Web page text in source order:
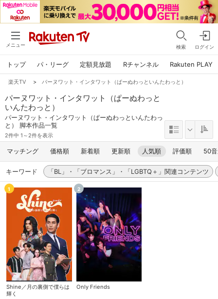
メニュー 検索 ログイン
トップ パ・リーグ 定額見放題 Rチャンネル Rakuten PLAY
楽天TV > パーヌワット・インタワット（ぱーぬわっといんたわっと）
パーヌワット・インタワット（ぱーぬわっと
いんたわっと）
パーヌワット・インタワット（ぱーぬわっといんたわっ
と） 脚本作品一覧
2件中 1～2件を表示
マッチング 価格順 新着順 更新順 人気順 評価順 50
キーワード 「BL」・「ブロマンス」・「LGBTQ＋」関連コンテンツ
1
Shine／月の裏側で僕らは
輝く
2
Only Friends